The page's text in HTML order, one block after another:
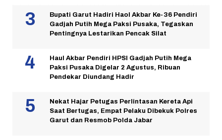
Bupati Garut Hadiri Haol Akbar Ke-36 Pendiri
Gadjah Putih Mega Paksi Pusaka, Tegaskan
Pentingnya Lestarikan Pencak Silat
Haul Akbar Pendiri HPSI Gadjah Putih Mega
Paksi Pusaka Digelar 2 Agustus, Ribuan
Pendekar Diundang Hadir
Nekat Hajar Petugas Perlintasan Kereta Api
Saat Bertugas, Empat Pelaku Dibekuk Polres
Garut dan Resmob Polda Jabar